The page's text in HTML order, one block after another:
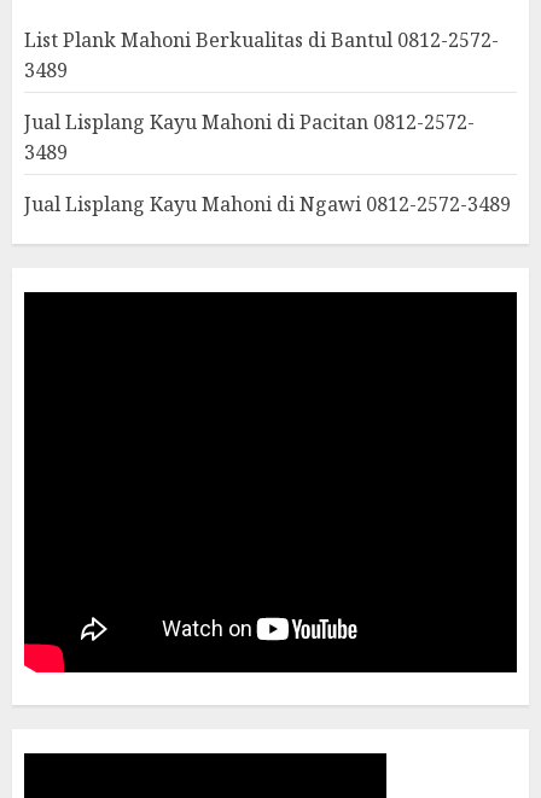
List Plank Mahoni Berkualitas di Bantul 0812-2572-
3489
Jual Lisplang Kayu Mahoni di Pacitan 0812-2572-
3489
Jual Lisplang Kayu Mahoni di Ngawi 0812-2572-3489